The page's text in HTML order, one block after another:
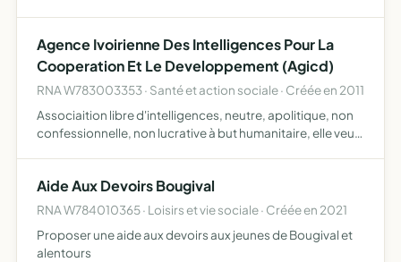
Agence Ivoirienne Des Intelligences Pour La
Cooperation Et Le Developpement (Agicd)
RNA W783003353 · Santé et action sociale · Créée en 2011
Associaition libre d'intelligences, neutre, apolitique, non
confessionnelle, non lucrative à but humanitaire, elle veut
Aide Aux Devoirs Bougival
RNA W784010365 · Loisirs et vie sociale · Créée en 2021
Proposer une aide aux devoirs aux jeunes de Bougival et
alentours